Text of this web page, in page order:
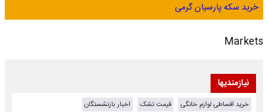
خرید سکه پارسیان گرمی
Markets
نیازمندیها
خرید اقساطی لوازم خانگی قیمت تشک
اخبار بازنشستگان